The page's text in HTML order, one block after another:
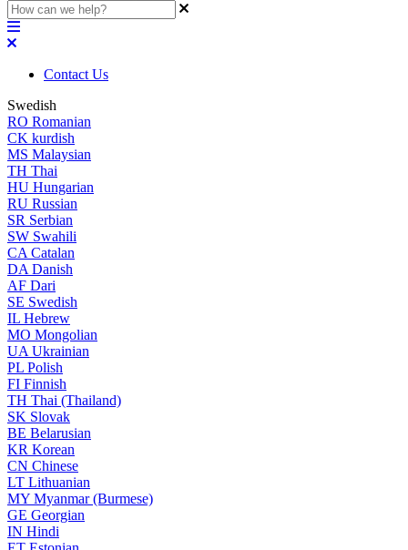
Contact Us
Swedish
RO Romanian
CK kurdish
MS Malaysian
TH Thai
HU Hungarian
RU Russian
SR Serbian
SW Swahili
CA Catalan
DA Danish
AF Dari
SE Swedish
IL Hebrew
MO Mongolian
UA Ukrainian
PL Polish
FI Finnish
TH Thai (Thailand)
SK Slovak
BE Belarusian
KR Korean
CN Chinese
LT Lithuanian
MY Myanmar (Burmese)
GE Georgian
IN Hindi